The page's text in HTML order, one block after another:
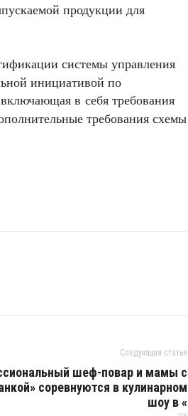
продукции для
системы управления
инициативой по
в себя требования
требования схемы
Следующая статья
шеф-повар и мамы с
соревнуются в кулинарном
шоу в «